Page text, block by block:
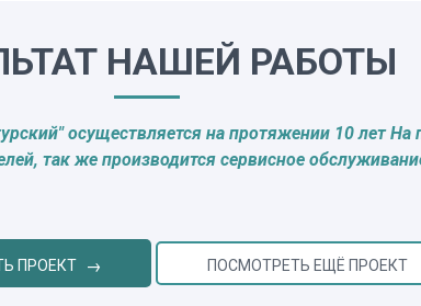
НАШЕЙ РАБОТЫ
осуществляется на протяжении 10 лет На
так же производится сервисное
ПРОЕКТ ПОСМОТРЕТЬ ЕЩЁ ПРОЕКТ